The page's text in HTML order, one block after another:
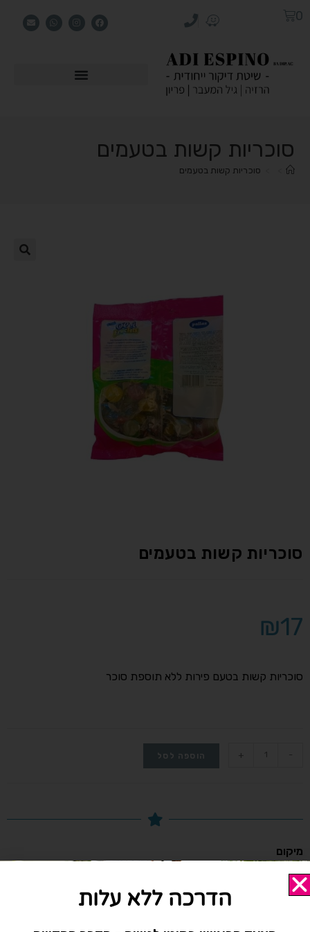
0
סוכריות קשות בטעמים
סוכריות קשות בטעמים
סוכריות קשות בטעמים
₪17
סוכריות קשות בטעם פירות ללא תוספת סוכר
-
+ הוספה לסל
מיקום
רעננה.
הדרכה ללא עלות